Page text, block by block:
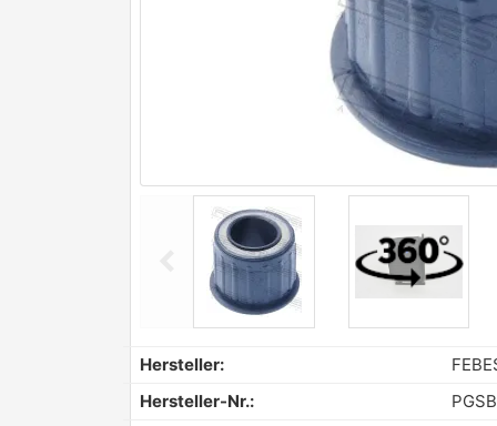
Previous
Hersteller:
Hersteller-Nr.: